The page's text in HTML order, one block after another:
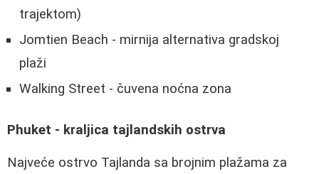
trajektom)
Jomtien Beach - mirnija alternativa gradskoj
plaži
Walking Street - čuvena noćna zona
Phuket - kraljica tajlandskih ostrva
Najveće ostrvo Tajlanda sa brojnim plažama za